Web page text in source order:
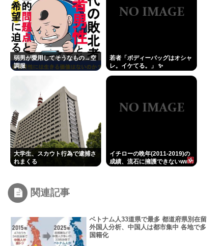
弱男が愛用してそうなもの→空
調服
若者「ボディーバッグはオシャ
レ。イケてる。」 ✨
大学生、スカウト行為で逮捕さ
れまくる
イチローの晩年(2011-2019)の
成績、流石に擁護できないwww
関連記事
ベトナム人33道県で最多 都道府県別在留
外国人分析、中国人は都市集中 各地で多
国籍化